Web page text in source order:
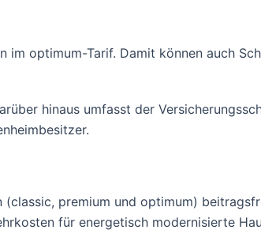
optimum-Tarif. Damit können auch
hinaus umfasst der
premium und optimum)
für energetisch modernisierte